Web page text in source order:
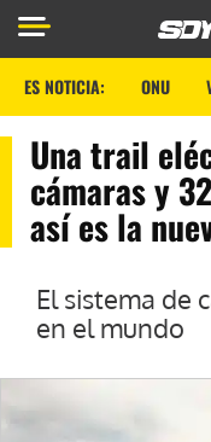
ES NOTICIA: ONU
Una trail
cámaras y
así es la
El sistema de
en el mundo